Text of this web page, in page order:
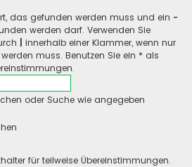
das gefunden werden muss und ein -
werden darf. Verwenden Sie
innerhalb einer Klammer, wenn nur
muss. Benutzen Sie ein * als
oder Suche wie angegeben
für teilweise Übereinstimmungen.